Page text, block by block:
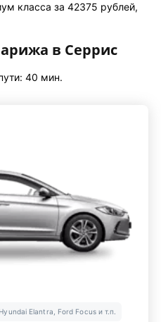
класса за 42375 рублей,
в Серрис
40 мин.
Elantra, Ford Focus и т.п.